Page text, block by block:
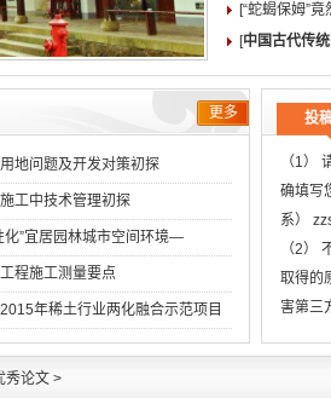
[“蛇蝎保姆”
[中国古代传
更多
地问题及开发对策初探
工中技术管理初探
化”宜居园林城市空间环境―
程施工测量要点
年稀土行业两化融合示范项目
投
（1）
确填写
系）
（2）
取得的
害第三
秀论文 >